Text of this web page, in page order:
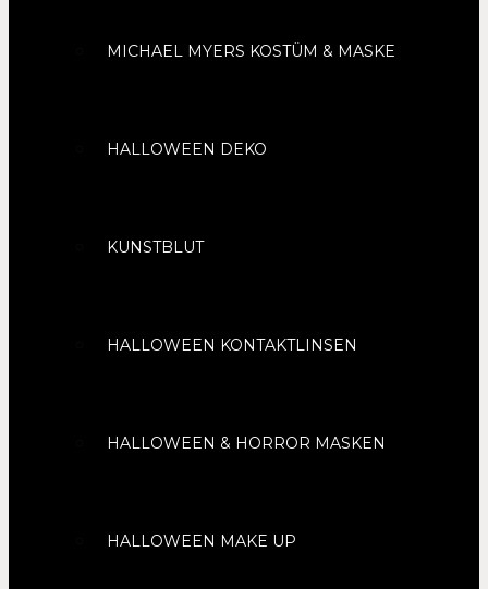
MICHAEL MYERS KOSTÜM & MASKE
HALLOWEEN DEKO
KUNSTBLUT
HALLOWEEN KONTAKTLINSEN
HALLOWEEN & HORROR MASKEN
HALLOWEEN MAKE UP